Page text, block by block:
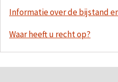
Informatie over de bijstand
Waar heeft u recht op?